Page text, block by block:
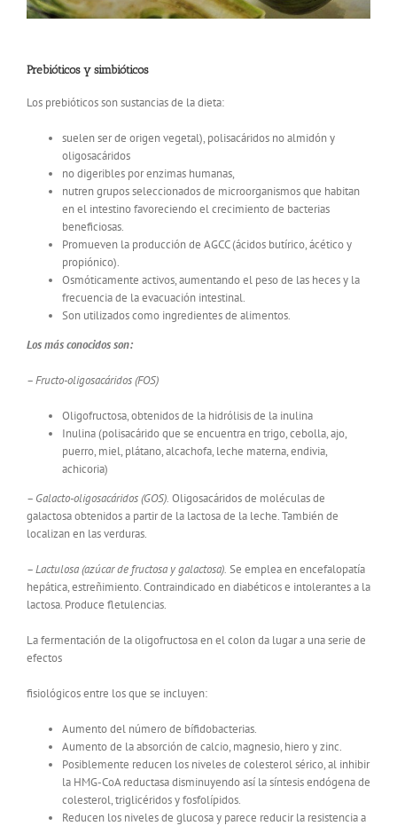
Prebióticos y simbióticos
Los prebióticos son sustancias de la dieta:
suelen ser de origen vegetal), polisacáridos no almidón y
oligosacáridos
no digeribles por enzimas humanas,
nutren grupos seleccionados de microorganismos que habitan
en el intestino favoreciendo el crecimiento de bacterias
beneficiosas.
Promueven la producción de AGCC (ácidos butírico, ácético y
propiónico).
Osmóticamente activos, aumentando el peso de las heces y la
frecuencia de la evacuación intestinal.
Son utilizados como ingredientes de alimentos.
Los más conocidos son:
– Fructo-oligosacáridos (FOS)
Oligofructosa, obtenidos de la hidrólisis de la inulina
Inulina (polisacárido que se encuentra en trigo, cebolla, ajo,
puerro, miel, plátano, alcachofa, leche materna, endivia,
achicoria)
– Galacto-oligosacáridos (GOS). Oligosacáridos de moléculas de
galactosa obtenidos a partir de la lactosa de la leche. También de
localizan en las verduras.
– Lactulosa (azúcar de fructosa y galactosa). Se emplea en encefalopatía
hepática, estreñimiento. Contraindicado en diabéticos e intolerantes a la
lactosa. Produce fletulencias.
La fermentación de la oligofructosa en el colon da lugar a una serie de
efectos
fisiológicos entre los que se incluyen:
Aumento del número de bífidobacterias.
Aumento de la absorción de calcio, magnesio, hiero y zinc.
Posiblemente reducen los niveles de colesterol sérico, al inhibir
la HMG-CoA reductasa disminuyendo así la síntesis endógena de
colesterol, triglicéridos y fosfolípidos.
Reducen los niveles de glucosa y parece reducir la resistencia a